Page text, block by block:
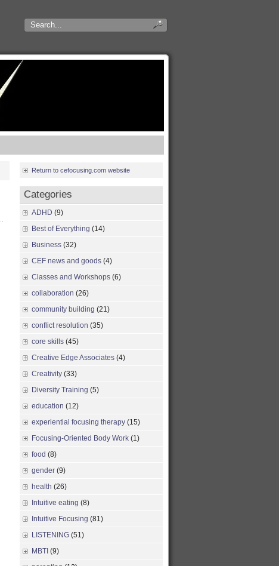
Return to cefocusing.com website
Categories
ADHD (9)
Best of Everything (14)
Business (32)
CEF news and goods (4)
Classes and Workshops (6)
collaboration (26)
community building (21)
conflict resolution (35)
core skills (45)
Creative Edge Associates (4)
Creativity (33)
Diversity Training (5)
education (12)
experiential focusing therapy (15)
Focusing-Oriented Body Work (1)
food (8)
gender (9)
health (26)
Intuitive eating (8)
Intuitive Focusing (81)
LISTENING (51)
MBTI (9)